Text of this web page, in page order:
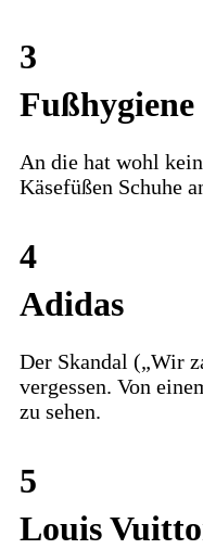
3
Fußhygiene
An die hat wohl
Käsefüßen Schuhe
4
Adidas
Der Skandal („Wir
vergessen. Von
zu sehen.
5
Louis